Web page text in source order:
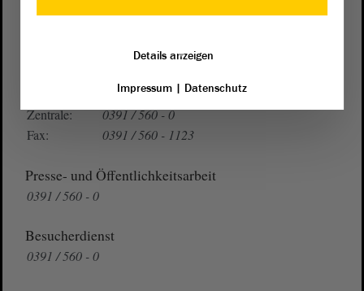
Telefon und Fax
Zentrale:
0391 / 560 - 0
Fax:
0391 / 560 - 1123
Presse- und Öffentlichkeitsarbeit
0391 / 560 - 0
Besucherdienst
0391 / 560 - 0
Details anzeigen
Impressum| Datenschutz